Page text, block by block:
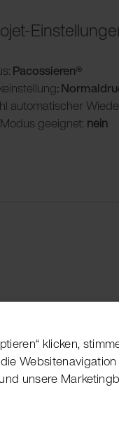
Pacossieren®
:
automatischer
geeignet: nein
klicken,
unsere